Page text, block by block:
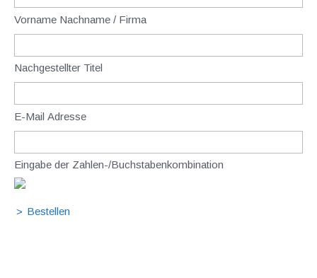
Vorname Nachname / Firma
Nachgestellter Titel
E-Mail Adresse
Eingabe der Zahlen-/Buchstabenkombination